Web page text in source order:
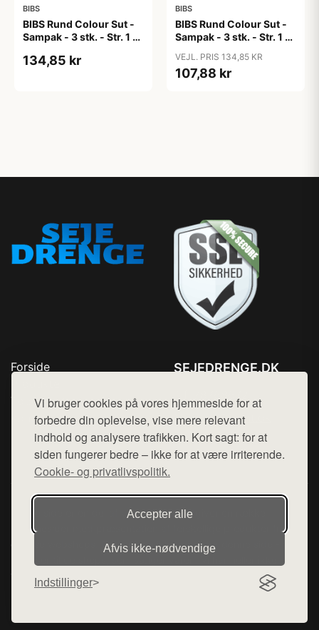
Vi bruger cookies på vores hjemmeside for at
forbedre din oplevelse, vise mere relevant
indhold og analysere trafikken. Kort sagt: for at
siden fungerer bedre – ikke for at være irriterende.
Cookie- og privatlivspolitik.
Accepter alle
Afvis ikke‑nødvendige
Indstillinger
BIBS
BIBS Rund Colour Sut -
Sampak - 3 stk. - Str. 1 -
134,85 kr
BIBS
BIBS Rund Colour Sut -
Sampak - 3 stk. - Str. 1 -
VEJL. PRIS 134,85 KR
107,88 kr
Forside
Top Rabatter
Kontakt
SEJEDRENGE.DK
Mail: hej@want.dk
Cookie- og privatlivspolitik
Denne side er en del af want.dk, der udgiver en række
hjemmesider med præsentation af forskellige produkter fra
diverse webshops. Der sælges ikke varer fra denne side - vi
henviser til de shops, som sælger varen. Vi har heller ikke
varerne på lager.